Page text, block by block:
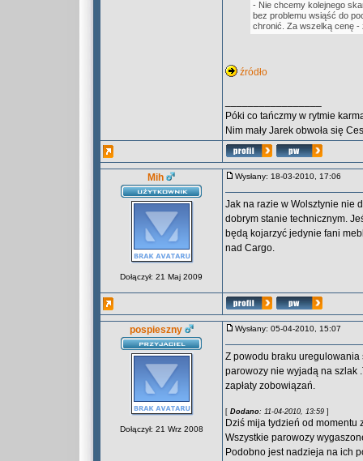
- Nie chcemy kolejnego
bez problemu wsiąść do
chronić. Za wszelką cenę -
źródło
Póki co tańczmy w rytmie
Nim mały Jarek obwoła się
Mih
Dołączył: 21 Maj 2009
Wysłany: 18-03-2010, 17:06
Jak na razie w Wolsztynie nie
dobrym stanie technicznym.
będą kojarzyć jedynie fani
nad Cargo.
pospieszny
Dołączył: 21 Wrz 2008
Wysłany: 05-04-2010, 15:07
Z powodu braku uregulowania
parowozy nie wyjadą na szlak
zapłaty zobowiązań.
[ Dodano: 11-04-2010, 13:59 ]
Dziś mija tydzień od momentu
Wszystkie parowozy
Podobno jest nadzieja na ich